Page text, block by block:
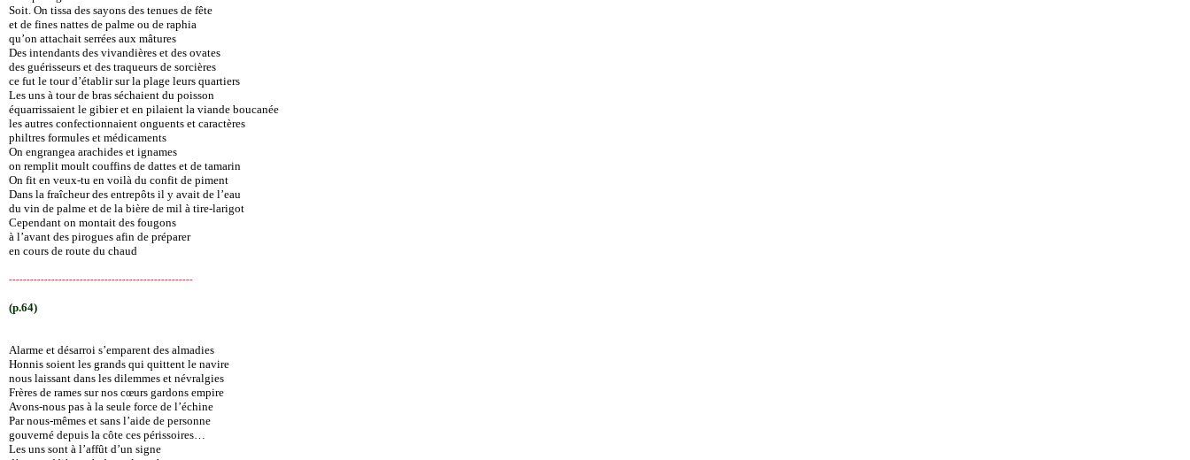
Soit. On tissa des sayons des tenues de fête
et de fines nattes de palme ou de raphia
qu’on attachait serrées aux mâtures
Des intendants des vivandières et des ovates
des guérisseurs et des traqueurs de sorcières
ce fut le tour d’établir sur la plage leurs quartiers
Les uns à tour de bras séchaient du poisson
équarrissaient le gibier et en pilaient la viande boucanée
les autres confectionnaient onguents et caractères
philtres formules et médicaments
On engrangea arachides et ignames
on remplit moult couffins de dattes et de tamarin
On fit en veux-tu en voilà du confit de piment
Dans la fraîcheur des entrepôts il y avait de l’eau
du vin de palme et de la bière de mil à tire-larigot
Cependant on montait des fougons
à l’avant des pirogues afin de préparer
en cours de route du chaud
----------------------------------------------------
(p.64)
Alarme et désarroi s’emparent des almadies
Honnis soient les grands qui quittent le navire
nous laissant dans les dilemmes et névralgies
Frères de rames sur nos cœurs gardons empire
Avons-nous pas à la seule force de l’échine
Par nous-mêmes et sans l’aide de personne
gouverné depuis la côte ces périssoires…
Les uns sont à l’affût d’un signe